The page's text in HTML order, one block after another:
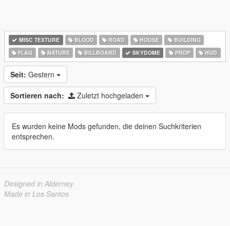
MISC TEXTURE BLOOD ROAD HOUSE
BUILDING
FLAG
NATURE BILLBOARD SKYDOME PROP HUD
Seit: Gestern
Sortieren nach: Zuletzt hochgeladen
Es wurden keine Mods gefunden, die deinen Suchkriterien
entsprechen.
Designed in Alderney
Made in Los Santos